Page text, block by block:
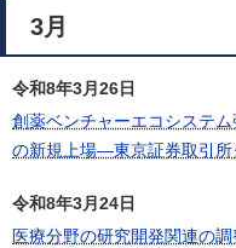
3月
令和8年3月26日
創薬ベンチャーエコシステ
の新規上場―東京証券取引
令和8年3月24日
医療分野の研究開発関連の